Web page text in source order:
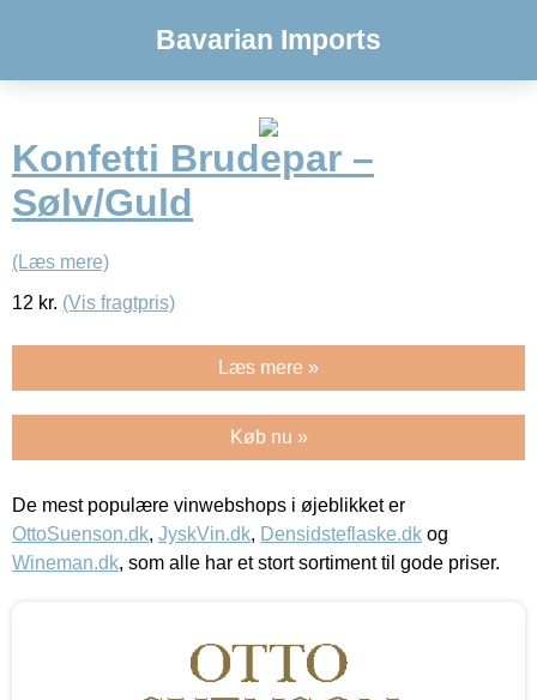
Bavarian Imports
Konfetti Brudepar –
Sølv/Guld
(Læs mere)
12 kr. (Vis fragtpris)
Læs mere »
Køb nu »
De mest populære vinwebshops i øjeblikket er
OttoSuenson.dk, JyskVin.dk, Densidsteflaske.dk og
Wineman.dk, som alle har et stort sortiment til gode priser.